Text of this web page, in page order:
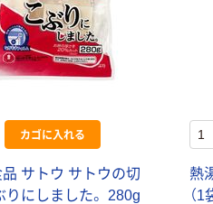
カゴに入れる
サトウ サトウの切
りにしました。 280g
熱
（